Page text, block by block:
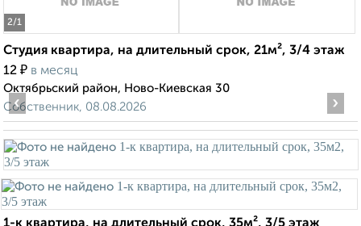
2/1
Студия квартира, на длительный срок, 21м², 3/4 этаж
12 ₽ в месяц
Октябрьский район, Ново-Киевская 30
Собственник, 08.08.2026
‹ ›